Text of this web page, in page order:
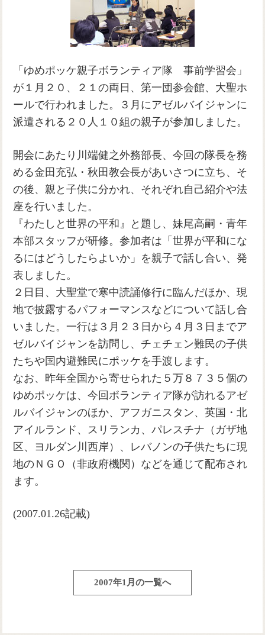
「ゆめポッケ親子ボランティア隊 事前学習会」
が１月２０、２１の両日、第一団参会館、大聖ホ
ールで行われました。３月にアゼルバイジャンに
派遣される２０人１０組の親子が参加しました。
開会にあたり川端健之外務部長、今回の隊長を務
める金田充弘・秋田教会長があいさつに立ち、そ
の後、親と子供に分かれ、それぞれ自己紹介や法
座を行いました。
『わたしと世界の平和』と題し、妹尾高嗣・青年
本部スタッフが研修。参加者は「世界が平和にな
るにはどうしたらよいか」を親子で話し合い、発
表しました。
２日目、大聖堂で寒中読誦修行に臨んだほか、現
地で披露するパフォーマンスなどについて話し合
いました。一行は３月２３日から４月３日までア
ゼルバイジャンを訪問し、チェチェン難民の子供
たちや国内避難民にポッケを手渡します。
なお、昨年全国から寄せられた５万８７３５個の
ゆめポッケは、今回ボランティア隊が訪れるアゼ
ルバイジャンのほか、アフガニスタン、英国・北
アイルランド、スリランカ、パレスチナ（ガザ地
区、ヨルダン川西岸）、レバノンの子供たちに現
地のＮＧＯ（非政府機関）などを通じて配布され
ます。
(2007.01.26記載)
2007年1月の一覧へ